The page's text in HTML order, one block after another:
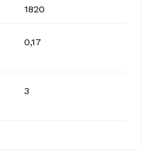
1820
0,17
3